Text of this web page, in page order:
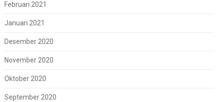
Februari 2021
Januari 2021
Desember 2020
November 2020
Oktober 2020
September 2020